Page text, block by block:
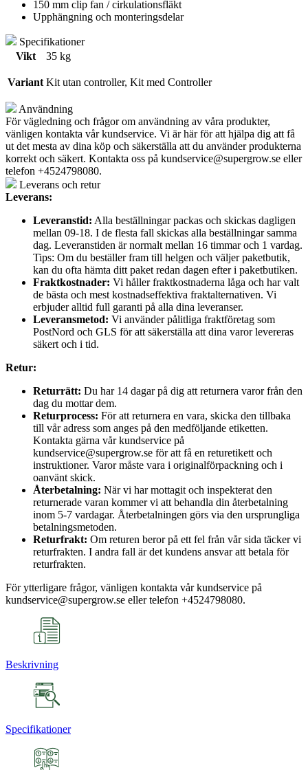
150 mm clip fan / cirkulationsfläkt
Upphängning och monteringsdelar
Specifikationer
Vikt
35 kg
Variant Kit utan controller, Kit med Controller
Användning
För vägledning och frågor om användning av våra produkter,
vänligen kontakta vår kundservice. Vi är här för att hjälpa dig att få
ut det mesta av dina köp och säkerställa att du använder produkterna
korrekt och säkert. Kontakta oss på kundservice@supergrow.se eller
telefon +4524798080.
Leverans och retur
Leverans:
Leveranstid: Alla beställningar packas och skickas dagligen
mellan 09-18. I de flesta fall skickas alla beställningar samma
dag. Leveranstiden är normalt mellan 16 timmar och 1 vardag.
Tips: Om du beställer fram till helgen och väljer paketbutik,
kan du ofta hämta ditt paket redan dagen efter i paketbutiken.
Fraktkostnader: Vi håller fraktkostnaderna låga och har valt
de bästa och mest kostnadseffektiva fraktalternativen. Vi
erbjuder alltid full garanti på alla dina leveranser.
Leveransmetod: Vi använder pålitliga fraktföretag som
PostNord och GLS för att säkerställa att dina varor levereras
säkert och i tid.
Retur:
Returrätt: Du har 14 dagar på dig att returnera varor från den
dag du mottar dem.
Returprocess: För att returnera en vara, skicka den tillbaka
till vår adress som anges på den medföljande etiketten.
Kontakta gärna vår kundservice på
kundservice@supergrow.se för att få en returetikett och
instruktioner. Varor måste vara i originalförpackning och i
oanvänt skick.
Återbetalning: När vi har mottagit och inspekterat den
returnerade varan kommer vi att behandla din återbetalning
inom 5-7 vardagar. Återbetalningen görs via den ursprungliga
betalningsmetoden.
Returfrakt: Om returen beror på ett fel från vår sida täcker vi
returfrakten. I andra fall är det kundens ansvar att betala för
returfrakten.
För ytterligare frågor, vänligen kontakta vår kundservice på
kundservice@supergrow.se eller telefon +4524798080.
Beskrivning
Specifikationer